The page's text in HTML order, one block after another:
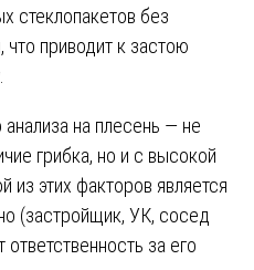
стеклопакетов без
что приводит к застою
на плесень — не
грибка, но и с высокой
из этих факторов является
(застройщик, УК, сосед
за его